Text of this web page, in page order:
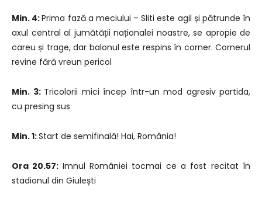
Min. 4:Prima fază a meciului – Sliti este agil și pătrunde în
axul central al jumătății naționalei noastre, se apropie de
careu și trage, dar balonul este respins în corner. Cornerul
revine fără vreun pericol
Min. 3: Tricolorii mici încep într-un mod agresiv partida,
cu presing sus
Min. 1:Start de semifinală! Hai, România!
Ora 20.57: Imnul României tocmai ce a fost recitat în
stadionul din Giulești